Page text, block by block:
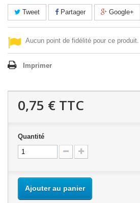
Tweet Partager Google+
Aucun point de fidélité pour ce produit.
Imprimer
0,75 € TTC
Quantité
Ajouter au panier